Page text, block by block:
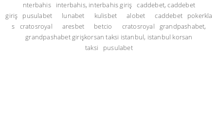
nterbahis
interbahis, interbahis giriş
caddebet, caddebet
giriş
pusulabet lunabet kulisbet alobet caddebet
pokerkla
s
cratosroyal aresbet betcio cratosroyal
grandpashabet,
grandpashabet girişkorsan taksi istanbul, istanbul korsan
taksi
pusulabet